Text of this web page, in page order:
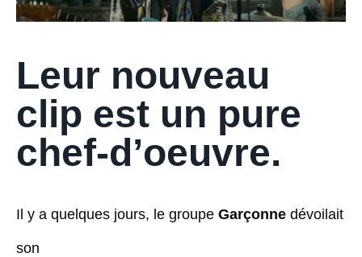
Leur nouveau
clip est un pure
chef-d’oeuvre.
Il y a quelques jours, le groupe Garçonne dévoilait
son